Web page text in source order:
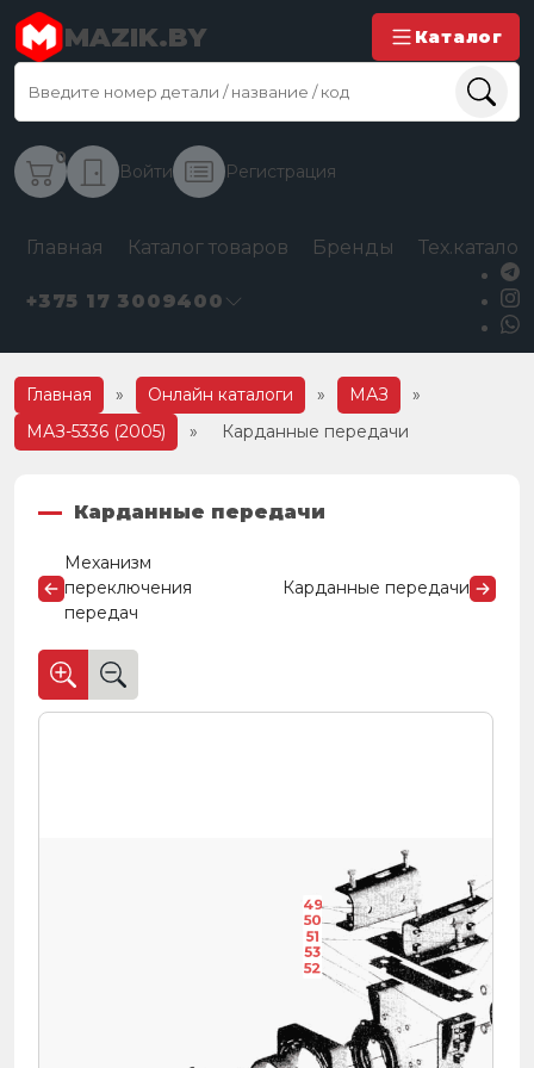
MAZIK.BY Каталог
0
Войти Регистрация
Главная Каталог товаров Бренды
+375 17 3009400
Главная » Онлайн каталоги » МАЗ
»
МАЗ-5336 (2005)
» Карданные передачи
Карданные передачи
Механизм
переключения
передач
Карданные передачи
49
50
51
52
53